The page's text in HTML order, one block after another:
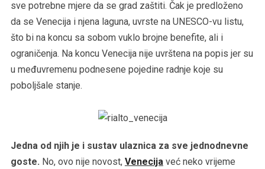
sve potrebne mjere da se grad zaštiti. Čak je predloženo
da se Venecija i njena laguna, uvrste na UNESCO-vu listu,
što bi na koncu sa sobom vuklo brojne benefite, ali i
ograničenja. Na koncu Venecija nije uvrštena na popis jer su
u međuvremenu podnesene pojedine radnje koje su
poboljšale stanje.
Jedna od njih je i sustav ulaznica za sve jednodnevne
goste. No, ovo nije novost, Venecija već neko vrijeme